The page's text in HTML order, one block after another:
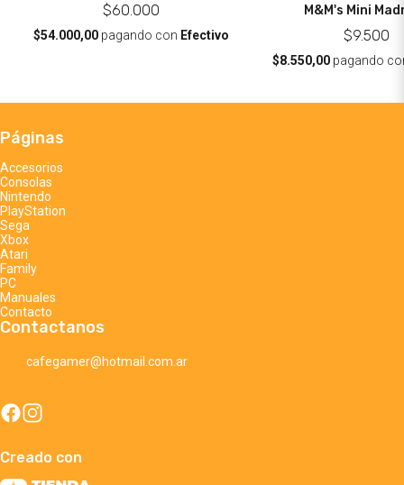
$60.000
$54.000,00 pagando con Efectivo
M&M's Mini
$9.500
$8.550,00 pagando
Páginas
Accesorios
Consolas
Nintendo
PlayStation
Sega
Xbox
Atari
Family
PC
Manuales
Contacto
Contactanos
cafegamer@hotmail.com.ar
Creado con